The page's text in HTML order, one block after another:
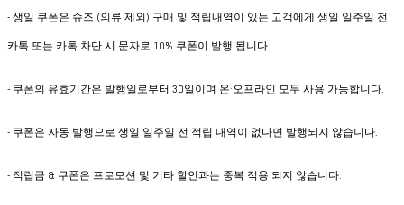
- 생일 쿠폰은 슈즈 (의류 제외) 구매 및 적립내역이 있는 고객에게 생일 일주일 전
카톡 또는 카톡 차단 시 문자로 10% 쿠폰이 발행 됩니다.
- 쿠폰의 유효기간은 발행일로부터 30일이며 온·오프라인 모두 사용 가능합니다.
- 쿠폰은 자동 발행으로 생일 일주일 전 적립 내역이 없다면 발행되지 않습니다.
- 적립금 & 쿠폰은 프로모션 및 기타 할인과는 중복 적용 되지 않습니다.